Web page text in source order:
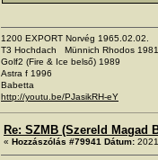
1200 EXPORT Norvég 1965.02.02.
T3 Hochdach Münnich Rhodos 1981
Golf2 (Fire & Ice belső) 1989
Astra f 1996
Babetta
http://youtu.be/PJasikRH-eY
Re: SZMB (Szereld Magad
« Hozzászólás #79941 Dátum: